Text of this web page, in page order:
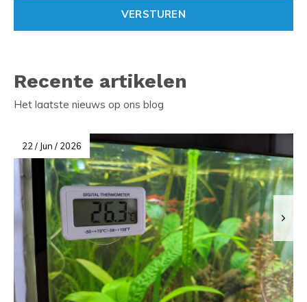
VERSTUREN
Recente artikelen
Het laatste nieuws op ons blog
22 / Jun / 2026